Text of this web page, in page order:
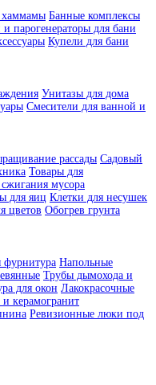
Банные комплексы
парогенераторы для бани
Купели для бани
Унитазы для дома
Смесители для ванной и
рассады Садовый
Товары для
мусора
для яиц Клетки для несушек
цветов Обогрев грунта
фурнитура Напольные
Трубы дымохода и
для окон Лакокрасочные
керамогранит
Ревизионные люки под